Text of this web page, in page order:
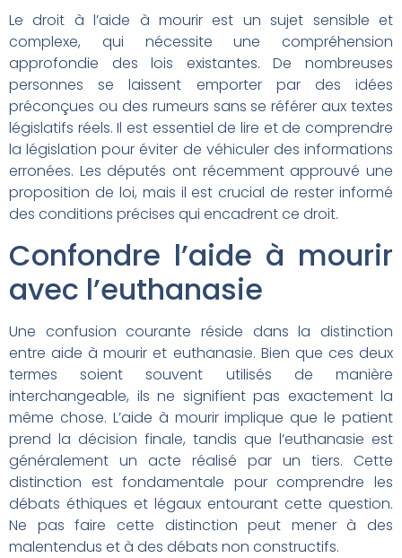
Le droit à l’aide à mourir est un sujet sensible et
complexe, qui nécessite une compréhension
approfondie des lois existantes. De nombreuses
personnes se laissent emporter par des idées
préconçues ou des rumeurs sans se référer aux textes
législatifs réels. Il est essentiel de lire et de comprendre
la législation pour éviter de véhiculer des informations
erronées. Les députés ont récemment approuvé une
proposition de loi, mais il est crucial de rester informé
des conditions précises qui encadrent ce droit.
Confondre l’aide à mourir
avec l’euthanasie
Une confusion courante réside dans la distinction
entre aide à mourir et euthanasie. Bien que ces deux
termes soient souvent utilisés de manière
interchangeable, ils ne signifient pas exactement la
même chose. L’aide à mourir implique que le patient
prend la décision finale, tandis que l’euthanasie est
généralement un acte réalisé par un tiers. Cette
distinction est fondamentale pour comprendre les
débats éthiques et légaux entourant cette question.
Ne pas faire cette distinction peut mener à des
malentendus et à des débats non constructifs.